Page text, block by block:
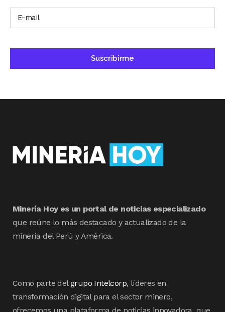
Minería Hoy es un portal de noticias especializado
que reúne lo más destacado y actualizado de la
minería del Perú y América.
Como parte delgrupo Intelcorp, líderes en
transformación digital para el sector minero,